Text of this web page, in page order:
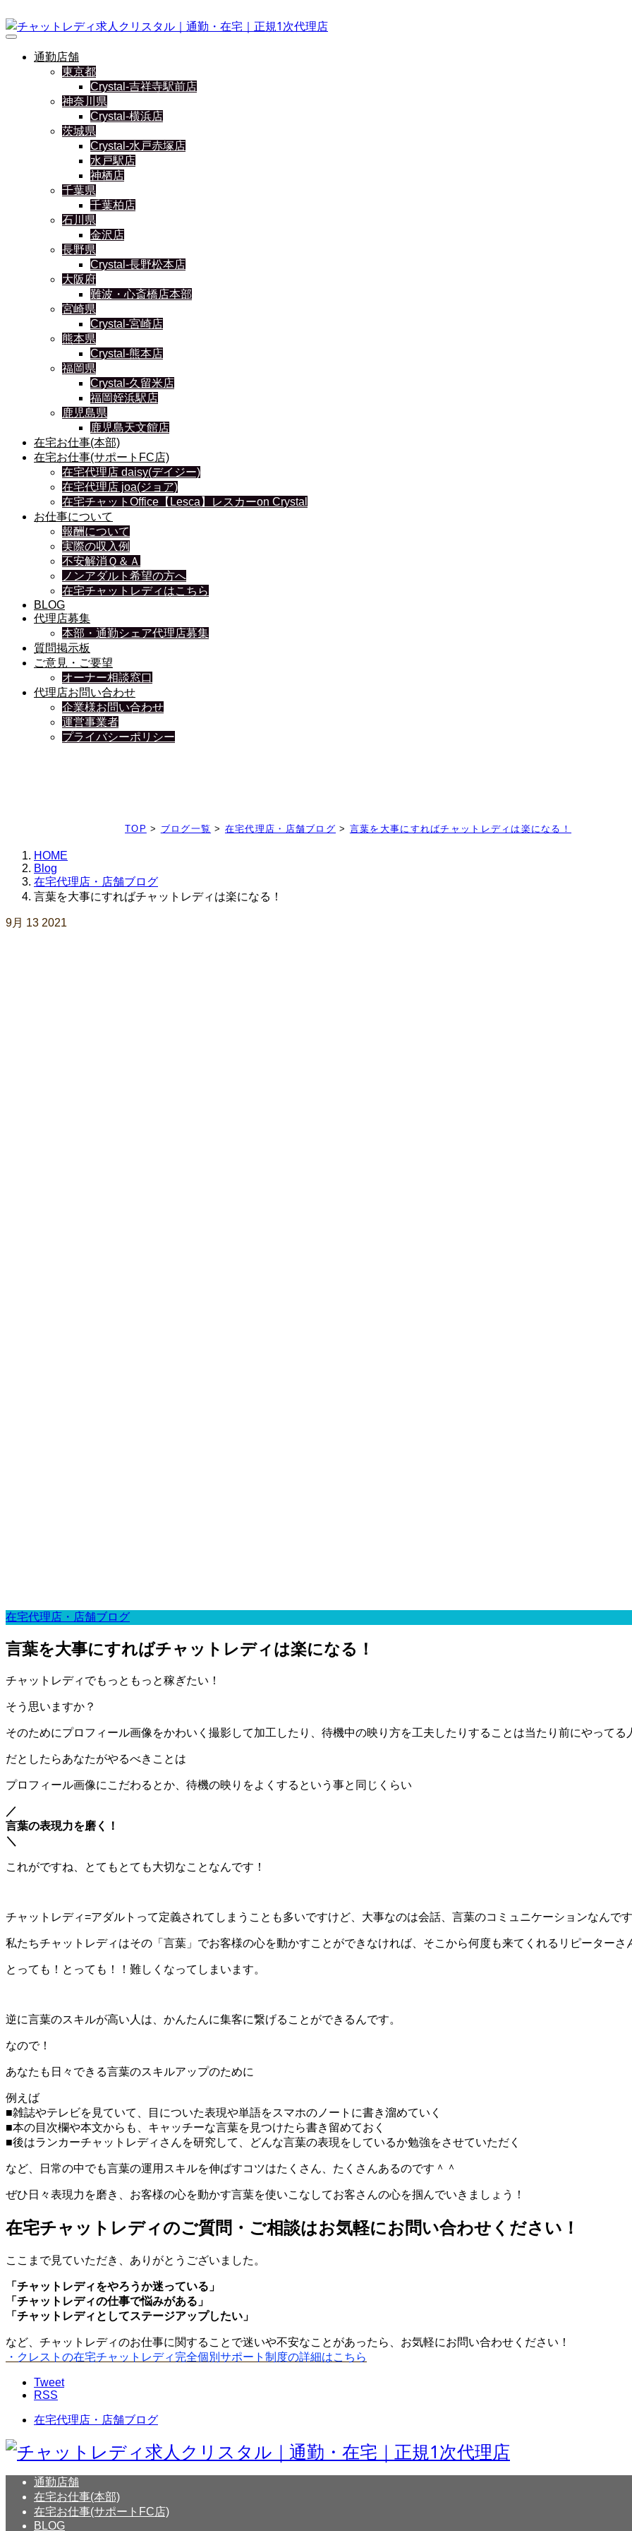
通勤店舗
東京都
Crystal-吉祥寺駅前店
神奈川県
Crystal-横浜店
茨城県
Crystal-水戸赤塚店
水戸駅店
神栖店
千葉県
千葉柏店
石川県
金沢店
長野県
Crystal-長野松本店
大阪府
難波・心斎橋店本部
宮崎県
Crystal-宮崎店
熊本県
Crystal-熊本店
福岡県
Crystal-久留米店
福岡姪浜駅店
鹿児島県
鹿児島天文館店
在宅お仕事(本部)
在宅お仕事(サポートFC店)
在宅代理店 daisy(デイジー)
在宅代理店 joa(ジョア)
在宅チャットOffice【Lesca】レスカーon Crystal
お仕事について
報酬について
実際の収入例
不安解消Ｑ＆Ａ
ノンアダルト希望の方へ
在宅チャットレディはこちら
BLOG
代理店募集
本部・通勤シェア代理店募集
質問掲示板
ご意見・ご要望
オーナー相談窓口
代理店お問い合わせ
企業様お問い合わせ
運営事業者
プライバシーポリシー
TOP > ブログ一覧 > 在宅代理店・店舗ブログ > 言葉を大事にすればチャットレディは楽になる！
HOME
Blog
在宅代理店・店舗ブログ
言葉を大事にすればチャットレディは楽になる！
9月 13 2021
在宅代理店・店舗ブログ
言葉を大事にすればチャットレディは楽になる！
チャットレディでもっともっと稼ぎたい！
そう思いますか？
そのためにプロフィール画像をかわいく撮影して加工したり、待機中の映り方を工夫したりすることは当たり前にやってる
だとしたらあなたがやるべきことは
プロフィール画像にこだわるとか、待機の映りをよくするという事と同じくらい
／
言葉の表現力を磨く！
＼
これがですね、とてもとても大切なことなんです！
チャットレディ=アダルトって定義されてしまうことも多いですけど、大事なのは会話、言葉のコミュニケーションなんです
私たちチャットレディはその「言葉」でお客様の心を動かすことができなければ、そこから何度も来てくれるリピーターさ
とっても！とっても！！難しくなってしまいます。
逆に言葉のスキルが高い人は、かんたんに集客に繋げることができるんです。
なので！
あなたも日々できる言葉のスキルアップのために
例えば
■雑誌やテレビを見ていて、目についた表現や単語をスマホのノートに書き溜めていく
■本の目次欄や本文からも、キャッチーな言葉を見つけたら書き留めておく
■後はランカーチャットレディさんを研究して、どんな言葉の表現をしているか勉強をさせていただく
など、日常の中でも言葉の運用スキルを伸ばすコツはたくさん、たくさんあるのです＾＾
ぜひ日々表現力を磨き、お客様の心を動かす言葉を使いこなしてお客さんの心を掴んでいきましょう！
在宅チャットレディのご質問・ご相談はお気軽にお問い合わせください！
ここまで見ていただき、ありがとうございました。
「チャットレディをやろうか迷っている」
「チャットレディの仕事で悩みがある」
「チャットレディとしてステージアップしたい」
など、チャットレディのお仕事に関することで迷いや不安なことがあったら、お気軽にお問い合わせください！
・クレストの在宅チャットレディ完全個別サポート制度の詳細はこちら
Tweet
RSS
在宅代理店・店舗ブログ
通勤店舗
在宅お仕事(本部)
在宅お仕事(サポートFC店)
BLOG